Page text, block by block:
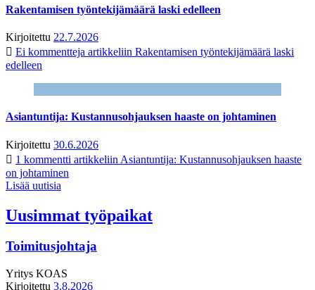
Rakentamisen työntekijämäärä laski edelleen
Kirjoitettu 22.7.2026
Ei kommentteja artikkeliin Rakentamisen työntekijämäärä laski
edelleen
Asiantuntija: Kustannusohjauksen haaste on johtaminen
Kirjoitettu 30.6.2026
1 kommentti artikkeliin Asiantuntija: Kustannusohjauksen haaste
on johtaminen
Lisää uutisia
Uusimmat työpaikat
Toimitusjohtaja
Yritys KOAS
Kirjoitettu 3.8.2026